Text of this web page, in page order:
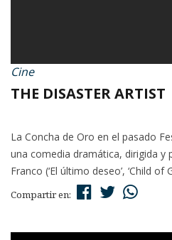
Cine
THE DISASTER ARTIST
La Concha de Oro en el pasado
una comedia dramática, dirigida y
Franco (‘El último deseo’, ‘Child of
Compartir en: